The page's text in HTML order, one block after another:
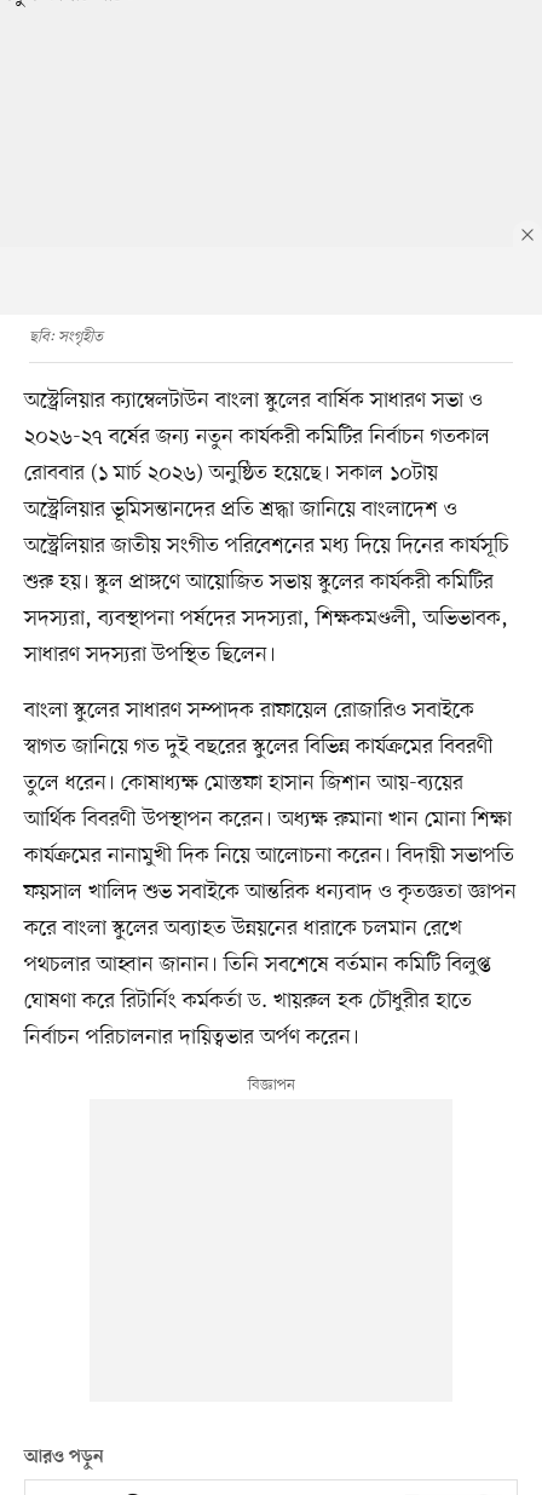
ছবি: সংগৃহীত
অস্ট্রেলিয়ার ক্যাম্বেলটাউন বাংলা স্কুলের বার্ষিক সাধারণ সভা ও
২০২৬-২৭ বর্ষের জন্য নতুন কার্যকরী কমিটির নির্বাচন গতকাল
রোববার (১ মার্চ ২০২৬) অনুষ্ঠিত হয়েছে। সকাল ১০টায়
অস্ট্রেলিয়ার ভূমিসন্তানদের প্রতি শ্রদ্ধা জানিয়ে বাংলাদেশ ও
অস্ট্রেলিয়ার জাতীয় সংগীত পরিবেশনের মধ্য দিয়ে দিনের কার্যসূচি
শুরু হয়। স্কুল প্রাঙ্গণে আয়োজিত সভায় স্কুলের কার্যকরী কমিটির
সদস্যরা, ব্যবস্থাপনা পর্ষদের সদস্যরা, শিক্ষকমণ্ডলী, অভিভাবক,
সাধারণ সদস্যরা উপস্থিত ছিলেন।
বাংলা স্কুলের সাধারণ সম্পাদক রাফায়েল রোজারিও সবাইকে
স্বাগত জানিয়ে গত দুই বছরের স্কুলের বিভিন্ন কার্যক্রমের বিবরণী
তুলে ধরেন। কোষাধ্যক্ষ মোস্তফা হাসান জিশান আয়-ব্যয়ের
আর্থিক বিবরণী উপস্থাপন করেন। অধ্যক্ষ রুমানা খান মোনা শিক্ষা
কার্যক্রমের নানামুখী দিক নিয়ে আলোচনা করেন। বিদায়ী সভাপতি
ফয়সাল খালিদ শুভ সবাইকে আন্তরিক ধন্যবাদ ও কৃতজ্ঞতা জ্ঞাপন
করে বাংলা স্কুলের অব্যাহত উন্নয়নের ধারাকে চলমান রেখে
পথচলার আহ্বান জানান। তিনি সবশেষে বর্তমান কমিটি বিলুপ্ত
ঘোষণা করে রিটার্নিং কর্মকর্তা ড. খায়রুল হক চৌধুরীর হাতে
নির্বাচন পরিচালনার দায়িত্বভার অর্পণ করেন।
আরও পড়ুন